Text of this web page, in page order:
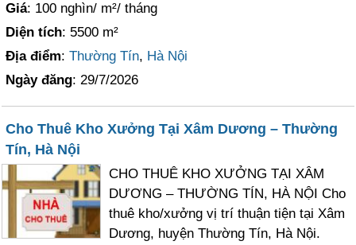
Giá: 100 nghìn/ m²/ tháng
Diện tích: 5500 m²
Địa điểm:Thường Tín, Hà Nội
Ngày đăng: 29/7/2026
Cho Thuê Kho Xưởng Tại Xâm Dương – Thường
Tín, Hà Nội
CHO THUÊ KHO XƯỞNG TẠI XÂM
DƯƠNG – THƯỜNG TÍN, HÀ NỘI Cho
thuê kho/xưởng vị trí thuận tiện tại Xâm
Dương, huyện Thường Tín, Hà Nội.